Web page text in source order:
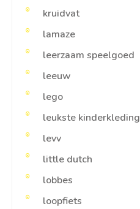
kruidvat
lamaze
leerzaam speelgoed
leeuw
lego
leukste kinderkleding
levv
little dutch
lobbes
loopfiets